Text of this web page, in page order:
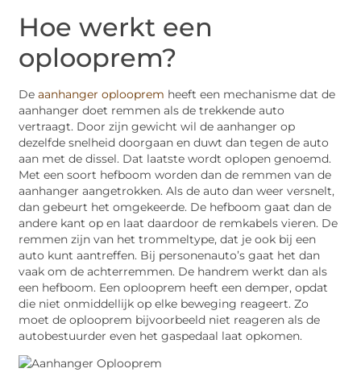
Hoe werkt een
oplooprem?
Deaanhanger oplooprem heeft een mechanisme dat de
aanhanger doet remmen als de trekkende auto
vertraagt. Door zijn gewicht wil de aanhanger op
dezelfde snelheid doorgaan en duwt dan tegen de auto
aan met de dissel. Dat laatste wordt oplopen genoemd.
Met een soort hefboom worden dan de remmen van de
aanhanger aangetrokken. Als de auto dan weer versnelt,
dan gebeurt het omgekeerde. De hefboom gaat dan de
andere kant op en laat daardoor de remkabels vieren. De
remmen zijn van het trommeltype, dat je ook bij een
auto kunt aantreffen. Bij personenauto’s gaat het dan
vaak om de achterremmen. De handrem werkt dan als
een hefboom. Een oplooprem heeft een demper, opdat
die niet onmiddellijk op elke beweging reageert. Zo
moet de oplooprem bijvoorbeeld niet reageren als de
autobestuurder even het gaspedaal laat opkomen.